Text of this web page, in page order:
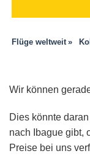
Flüge weltweit
Wir können
Dies könnte
nach Ibague gibt,
Preise bei uns